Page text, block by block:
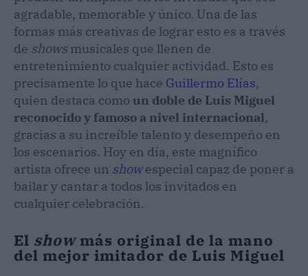
agradable, memorable y único. Una de las
formas más creativas de lograr esto es a través
de showsmusicales que llenen de
entretenimiento cualquier actividad. Esto es
precisamente lo que hace Guillermo Elías,
quien destaca como un doble de Luis Miguel
reconocido y famoso a nivel internacional,
gracias a su increíble talento y desempeño en
los escenarios. Hoy en día, este magnífico
artista ofrece un show especial capaz de poner a
bailar y cantar a todos los invitados en
cualquier celebración.
El show más original de la mano
del mejor imitador de Luis Miguel